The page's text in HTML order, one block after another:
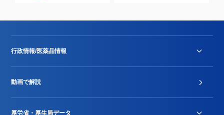
行政情報/医薬品情報
Stu-GEレポート
動画で解説
厚労省・厚生局データ